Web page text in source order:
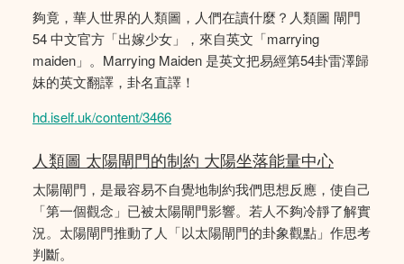
夠竟，華人世界的人類圖，人們在讀什麼？人類圖 閘門
54 中文官方「出嫁少女」，來自英文「marrying
maiden」。Marrying Maiden 是英文把易經第54卦雷澤歸
妹的英文翻譯，卦名直譯！
hd.iself.uk/content/3466
人類圖 太陽閘門的制約 大陽坐落能量中心
太陽閘門，是最容易不自覺地制約我們思想反應，使自己
「第一個觀念」已被太陽閘門影響。若人不夠冷靜了解實
況。太陽閘門推動了人「以太陽閘門的卦象觀點」作思考
判斷。